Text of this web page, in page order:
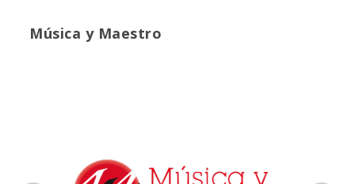
Música y Maestro